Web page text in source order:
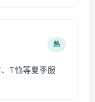
热
T恤等夏季服